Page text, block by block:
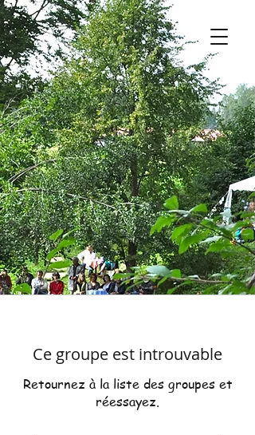
Ce groupe est introuvable
Retournez à la liste des groupes et
réessayez.